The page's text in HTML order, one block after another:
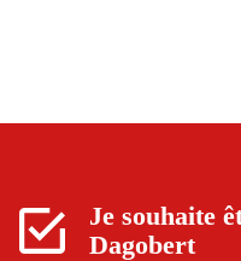
Je souhaite
Dagobert